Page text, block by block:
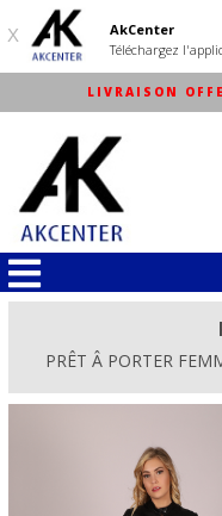
X
AkCenter
Téléchargez
LIVRAISON
PRÊT Â PORTER